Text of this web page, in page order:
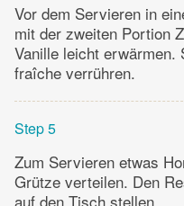
Vor dem Servieren in
mit der zweiten Portion
Vanille leicht erwärmen.
fraîche verrühren.
Step 5
Zum Servieren etwas
Grütze verteilen. Den
auf den Tisch stellen.